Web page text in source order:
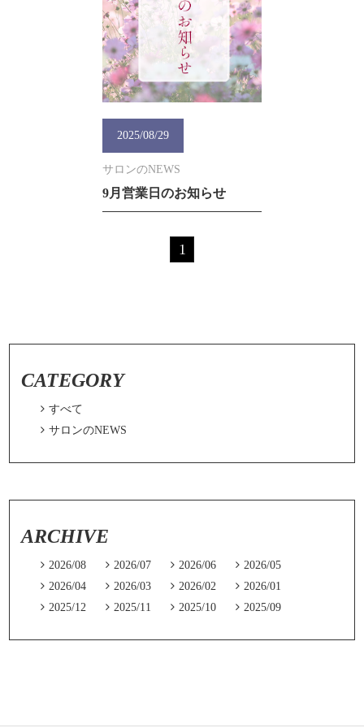
2025/08/29
サロンのNEWS
9月営業日のお知らせ
1
CATEGORY
 すべて
 サロンのNEWS
ARCHIVE
 2026/08  2026/07  2026/06  2026/05
 2026/04  2026/03  2026/02  2026/01
 2025/12  2025/11  2025/10  2025/09